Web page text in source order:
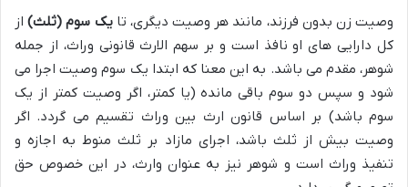
وصیت زن بدون فرزند، مانند هر وصیت دیگری، تایک سوم (ثلث)از
کل دارایی های او نافذ است و بر سهم الارث قانونی وراث، از جمله
شوهر، مقدم می باشد. به این معنا که ابتدا یک سوم وصیت اجرا می
شود و سپس دو سوم باقی مانده (یا کمتر، اگر وصیت کمتر از یک
سوم باشد) بر اساس قانون ارث بین وراث تقسیم می گردد. اگر
وصیت بیش از ثلث باشد، اجرای مازاد بر ثلث منوط به اجازه و
تنفیذ وراث است و شوهر نیز به عنوان وارث، در این خصوص حق